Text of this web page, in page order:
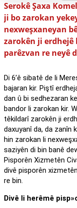
Serokê Şaxa
ji bo zarokan
nexweşxaneyan
zarokên ji
parêzvan re neyê
Di 6’ê sibatê de li
bajaran kir. Piştî
dan û bi sedhezaran
bandor li zarokan kir.
têkildarî zarokên ji
daxuyanî da, da zanîn
hin zarokan li
saziyên di bin banê
Pisporên Xizmetên
divê pisporên
re bin.
Divê li herêmê